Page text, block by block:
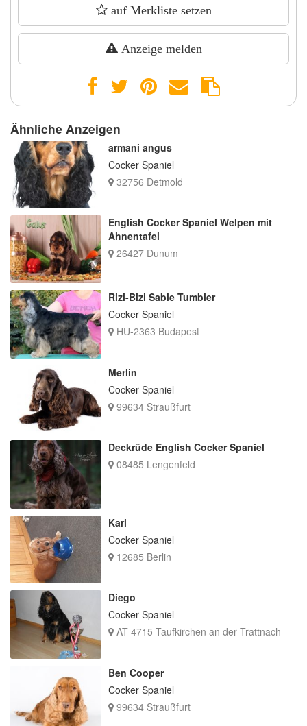
auf Merkliste setzen
Anzeige melden
Ähnliche Anzeigen
armani angus
Cocker Spaniel
32756 Detmold
English Cocker Spaniel Welpen mit
Ahnentafel
26427 Dunum
Rizi-Bizi Sable Tumbler
Cocker Spaniel
HU-2363 Budapest
Merlin
Cocker Spaniel
99634 Straußfurt
Deckrüde English Cocker Spaniel
08485 Lengenfeld
Karl
Cocker Spaniel
12685 Berlin
Diego
Cocker Spaniel
AT-4715 Taufkirchen an der Trattnach
Ben Cooper
Cocker Spaniel
99634 Straußfurt